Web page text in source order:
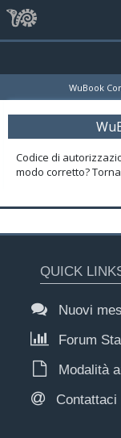
WuBook
Codice di
modo corretto?
QUICK
Nuovi
Forum
Modalità
Contattaci